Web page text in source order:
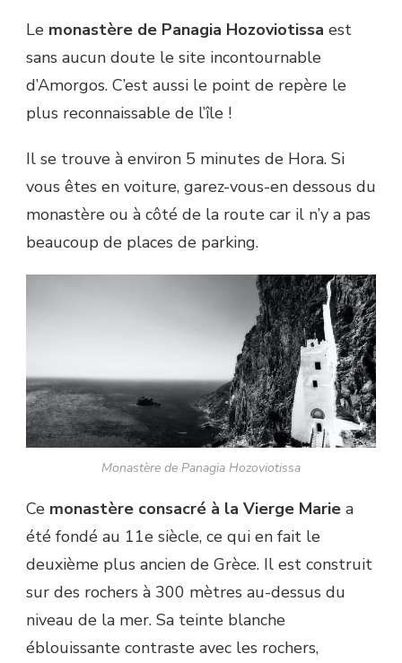
Le monastère de Panagia Hozoviotissa est
sans aucun doute le site incontournable
d’Amorgos. C’est aussi le point de repère le
plus reconnaissable de l’île !
Il se trouve à environ 5 minutes de Hora. Si
vous êtes en voiture, garez-vous-en dessous du
monastère ou à côté de la route car il n’y a pas
beaucoup de places de parking.
Monastère de Panagia Hozoviotissa
Ce monastère consacré à la Vierge Marie a
été fondé au 11e siècle, ce qui en fait le
deuxième plus ancien de Grèce. Il est construit
sur des rochers à 300 mètres au-dessus du
niveau de la mer. Sa teinte blanche
éblouissante contraste avec les rochers,